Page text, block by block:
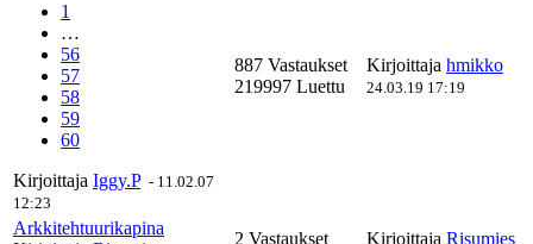
1
…
56
57
58
59
60
Kirjoittaja Iggy.P - 11.02.07
12:23
887 Vastaukset
219997 Luettu
Kirjoittaja hmikko
24.03.19 17:19
Arkkitehtuurikapina
2 Vastaukset
Kirjoittaja Risumies